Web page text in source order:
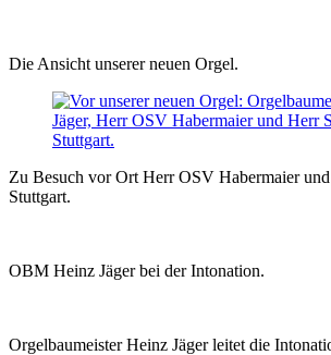
Die Ansicht unserer neuen Orgel.
Zu Besuch vor Ort Herr OSV Habermaier
Stuttgart.
OBM Heinz Jäger bei der Intonation.
Orgelbaumeister Heinz Jäger leitet die